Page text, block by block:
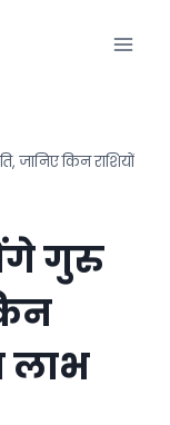
जानिए किन राशियों
गुरु
लाभ